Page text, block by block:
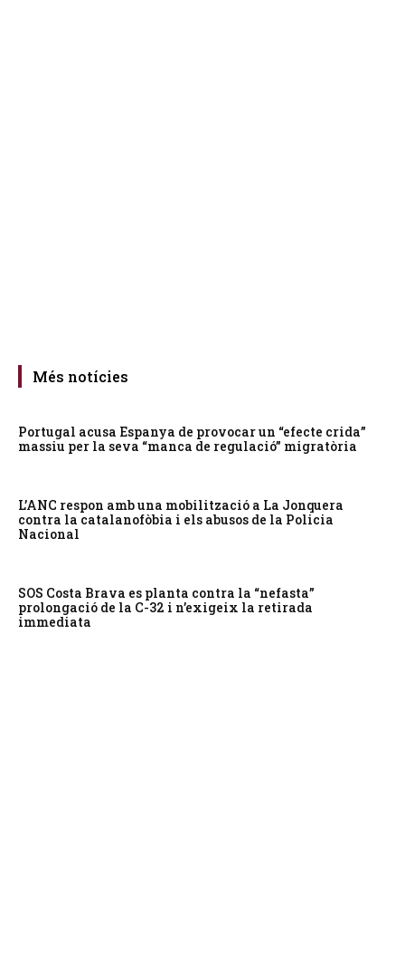
Més notícies
Portugal acusa Espanya de provocar un “efecte crida”
massiu per la seva “manca de regulació” migratòria
L’ANC respon amb una mobilització a La Jonquera
contra la catalanofòbia i els abusos de la Policia
Nacional
SOS Costa Brava es planta contra la “nefasta”
prolongació de la C-32 i n’exigeix la retirada
immediata